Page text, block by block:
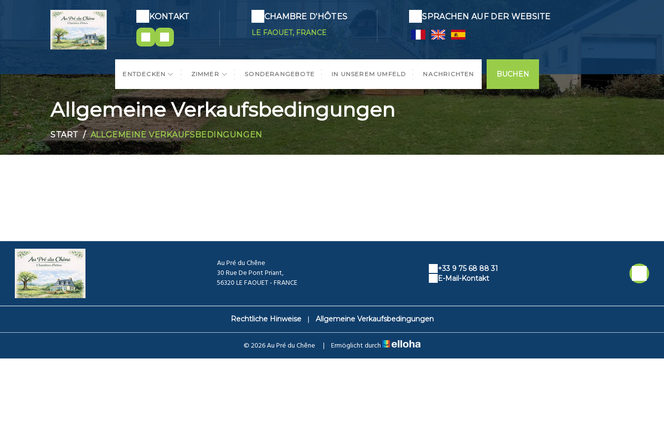
KONTAKT CHAMBRE D'HÔTES
LE FAOUET, FRANCE
SPRACHEN AUF DER WEBSITE
ENTDECKEN ZIMMER SONDERANGEBOTE IN UNSEREM UMFELD NACHRICHTEN BUCHEN
Allgemeine Verkaufsbedingungen
START ALLGEMEINE VERKAUFSBEDINGUNGEN
Au Pré du Chêne
30 Rue De Pont Priant,
56320 LE FAOUET - FRANCE
+33 9 75 68 88 31
E-Mail-Kontakt
Rechtliche Hinweise | Allgemeine Verkaufsbedingungen
© 2026 Au Pré du Chêne | Ermöglicht durch